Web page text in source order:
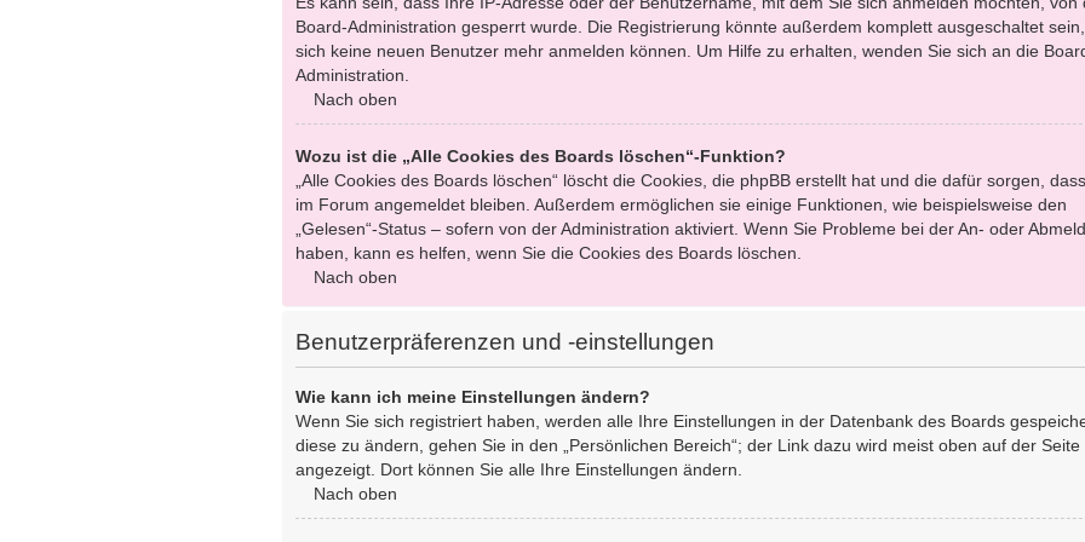
Board-Administration gesperrt wurde. Die Registrierung könnte außerdem komplett ausgeschaltet
sich keine neuen Benutzer mehr anmelden können. Um Hilfe zu erhalten, wenden Sie sich an die
Administration.
Nach oben
Wozu ist die „Alle Cookies des Boards löschen“-Funktion?
„Alle Cookies des Boards löschen“ löscht die Cookies, die phpBB erstellt hat und die dafür sorgen,
im Forum angemeldet bleiben. Außerdem ermöglichen sie einige Funktionen, wie beispielsweise den
„Gelesen“-Status – sofern von der Administration aktiviert. Wenn Sie Probleme bei der An- oder
haben, kann es helfen, wenn Sie die Cookies des Boards löschen.
Nach oben
Benutzerpräferenzen und -einstellungen
Wie kann ich meine Einstellungen ändern?
Wenn Sie sich registriert haben, werden alle Ihre Einstellungen in der Datenbank des Boards
diese zu ändern, gehen Sie in den „Persönlichen Bereich“; der Link dazu wird meist oben auf der Seite
angezeigt. Dort können Sie alle Ihre Einstellungen ändern.
Nach oben